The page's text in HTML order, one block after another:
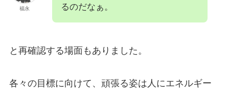
福永
るのだなぁ。
と再確認する場面もありました。
各々の目標に向けて、頑張る姿は人にエネルギー